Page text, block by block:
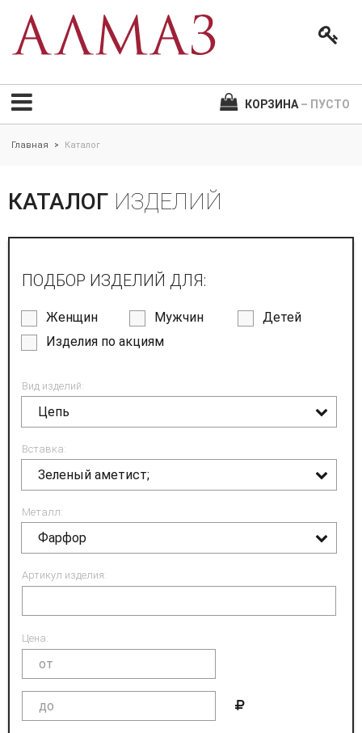
КОРЗИНА – ПУСТО
Главная > Каталог
КАТАЛОГ ИЗДЕЛИЙ
ПОДБОР ИЗДЕЛИЙ ДЛЯ:
Женщин Мужчин
Детей
Изделия по акциям
Вид изделий:
Цепь
Вставка:
Зеленый аметист;
Металл:
Фарфор
Артикул изделия:
Цена: